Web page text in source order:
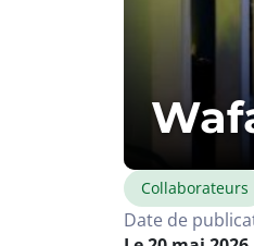
Collaborateurs
Date de